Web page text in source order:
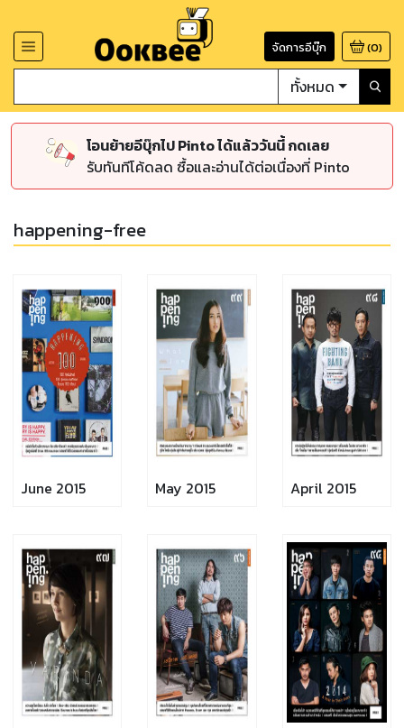
จัดการอีบุ๊ก (0)
ทั้งหมด
โอนย้ายอีบุ๊กไป Pinto ได้แล้ววันนี้ กดเลย
รับทันทีโค้ดลด ซื้อและอ่านได้ต่อเนื่องที่ Pinto
happening-free
June 2015 May 2015 April 2015